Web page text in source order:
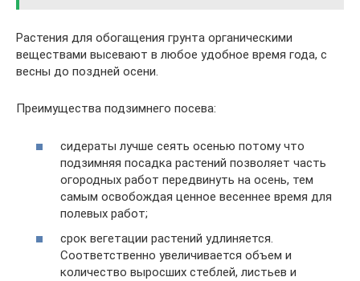
Растения для обогащения грунта органическими
веществами высевают в любое удобное время года, с
весны до поздней осени.
Преимущества подзимнего посева:
сидераты лучше сеять осенью потому что
подзимняя посадка растений позволяет часть
огородных работ передвинуть на осень, тем
самым освобождая ценное весеннее время для
полевых работ;
срок вегетации растений удлиняется.
Соответственно увеличивается объем и
количество выросших стеблей, листьев и